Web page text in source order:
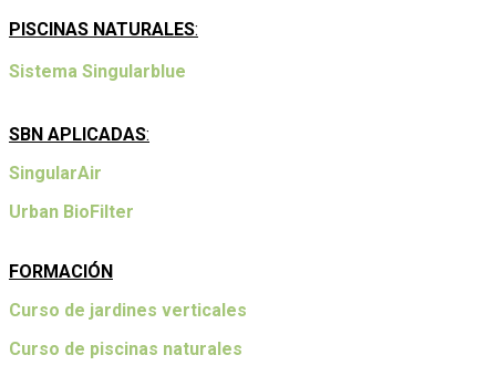
PISCINAS NATURALES:
Sistema Singularblue
SBN APLICADAS:
SingularAir
Urban BioFilter
FORMACIÓN
Curso de jardines verticales
Curso de piscinas naturales